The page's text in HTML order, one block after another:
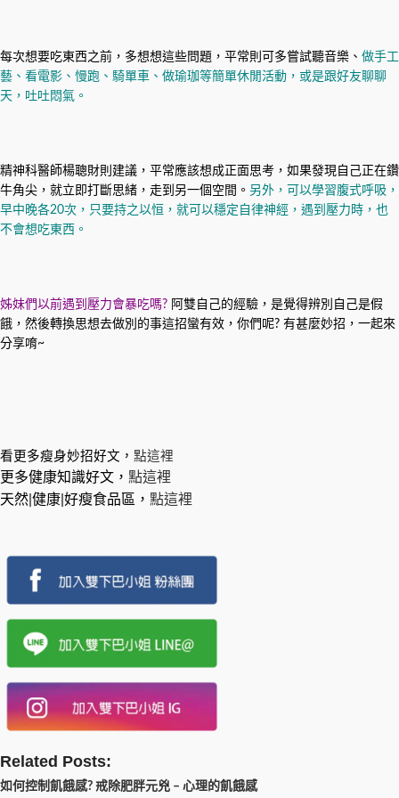
每次想要吃東西之前，多想想這些問題，平常則可多嘗試聽音樂、 做手工
藝、看電影、慢跑、騎單車、做瑜珈等簡單休閒活動，或是跟好友聊聊
天，吐吐悶氣。
精神科醫師楊聰財則建議，平常應該想成正面思考，如果發現自己正在鑽
牛角尖，就立即打斷思緒，走到另一個空間。 另外，可以學習腹式呼吸，
早中晚各20次，只要持之以恒，就可以穩定自律神經，遇到壓力時，也
不會想吃東西。
姊妹們以前遇到壓力會暴吃嗎? 阿雙自己的經驗，是覺得辨別自己是假
餓，然後轉換思想去做別的事這招蠻有效，你們呢? 有甚麼妙招，一起來
分享唷~
看更多瘦身妙招好文， 點這裡
更多健康知識好文， 點這裡
天然|健康|好瘦食品區， 點這裡
Related Posts:
如何控制飢餓感? 戒除肥胖元兇 – 心理的飢餓感